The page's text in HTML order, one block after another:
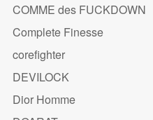
COMME des FUCKDOWN
Complete Finesse
corefighter
DEVILOCK
Dior Homme